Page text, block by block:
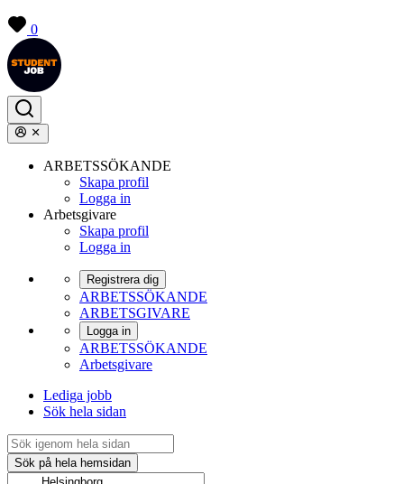
0
ARBETSSÖKANDE
Skapa profil
Logga in
Arbetsgivare
Skapa profil
Logga in
Registrera dig
ARBETSSÖKANDE
ARBETSGIVARE
Logga in
ARBETSSÖKANDE
Arbetsgivare
Lediga jobb
Sök hela sidan